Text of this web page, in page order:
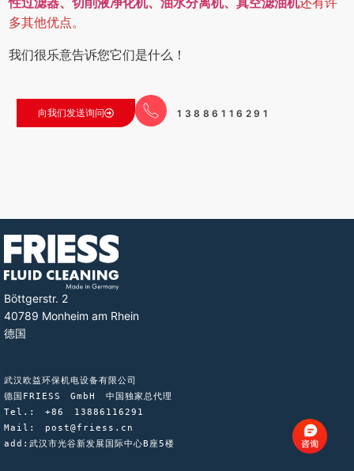
多其他优点。
我们很乐意告诉您它们是什么！
向我们发送询问 13886116291
Böttgerstr. 2
40789 Monheim am Rhein
德国
武汉欧益环保机电设备有限公司
德国FRIESS GmbH 中国独家总代理
Tel.: +86 13886116291
Mail: post@friess.cn
add:武汉市光谷新发展国际中心B座5楼